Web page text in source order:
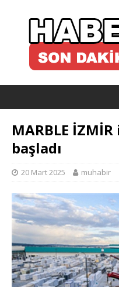
MARBLE
başladı
20 Mart 2025 muhabir